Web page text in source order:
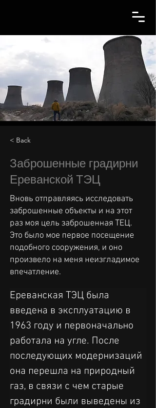
< Back
Заброшенные градирни
Ереванской ТЭЦ
Вновь отправляясь исследовать
заброшенные объекты и на этот
раз моя цель заброшенная ТЕЦ.
Это было мое первое посещение
подобного сооружения, и оно
произвело на меня неизгладимое
впечатление.
Ереванская ТЭЦ была
введена в эксплуатацию в
1963 году и первоначально
работала на угле. После
последующих модернизаций
она перешла на природный
газ, в связи с чем старые
градирни были выведены из